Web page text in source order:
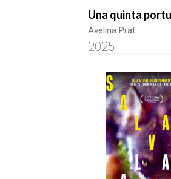
Una quinta
Avelina Prat
2025